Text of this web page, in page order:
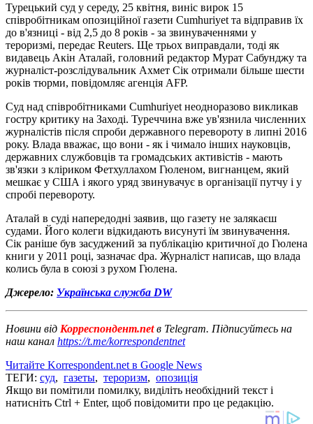
Турецький суд у середу, 25 квітня, виніс вирок 15
співробітникам опозиційної газети Сumhuriyet та відправив їх
до в'язниці - від 2,5 до 8 років - за звинуваченнями у
тероризмі, передає Reuters. Ще трьох виправдали, тоді як
видавець Акін Аталай, головний редактор Мурат Сабунджу та
журналіст-розслідувальник Ахмет Сік отримали більше шести
років тюрми, повідомляє агенція AFP.
Суд над співробітниками Cumhuriyet неодноразово викликав
гостру критику на Заході. Туреччина вже ув'язнила численних
журналістів після спроби державного перевороту в липні 2016
року. Влада вважає, що вони - як і чимало інших науковців,
державних службовців та громадських активістів - мають
зв'язки з кліриком Фетхуллахом Гюленом, вигнанцем, який
мешкає у США і якого уряд звинувачує в організації путчу і у
спробі перевороту.
Аталай в суді напередодні заявив, що газету не залякаєш
судами. Його колеги відкидають висунуті їм звинувачення.
Сік раніше був засуджений за публікацію критичної до Гюлена
книги у 2011 році, зазначає dpa. Журналіст написав, що влада
колись була в союзі з рухом Гюлена.
Джерело: Українська служба DW
Новини від Корреспондент.netв Telegram. Підписуйтесь на
наш канал https://t.me/korrespondentnet
Читайте Korrespondent.net в Google News
ТЕГИ: суд, газеты, тероризм, опозиція
Якщо ви помітили помилку, виділіть необхідний текст і
натисніть Ctrl + Enter, щоб повідомити про це редакцію.